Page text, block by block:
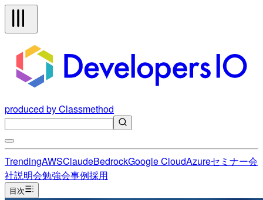
produced by Classmethod
TrendingAWSClaudeBedrockGoogle CloudAzureセミナー会
社説明会勉強会事例採用
目次